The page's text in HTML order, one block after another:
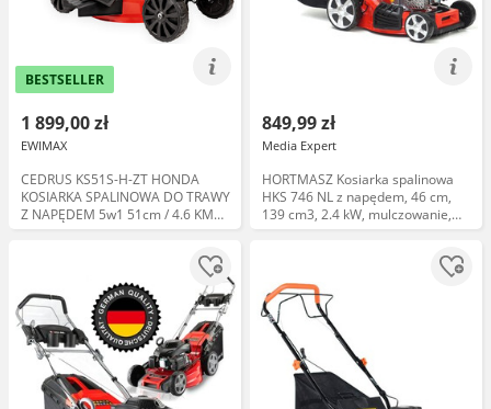
BESTSELLER
1 899,00 zł
EWIMAX
CEDRUS KS51S-H-ZT HONDA
KOSIARKA SPALINOWA DO TRAWY
Z NAPĘDEM 5w1 51cm / 4.6 KM
HONDA GCV170 - EWIMAX
849,99 zł
Media Expert
HORTMASZ Kosiarka spalinowa
HKS 746 NL z napędem, 46 cm,
139 cm3, 2.4 kW, mulczowanie,
kosz 60L, silnik Loncin